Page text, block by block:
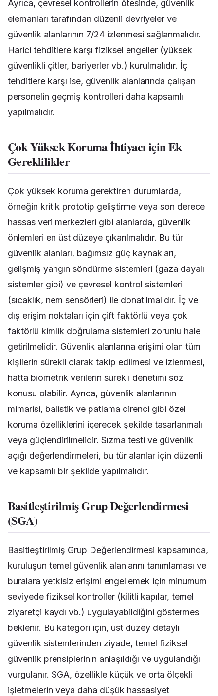
Ayrıca, çevresel kontrollerin ötesinde, güvenlik
elemanları tarafından düzenli devriyeler ve
güvenlik alanlarının 7/24 izlenmesi sağlanmalıdır.
Harici tehditlere karşı fiziksel engeller (yüksek
güvenlikli çitler, bariyerler vb.) kurulmalıdır. İç
tehditlere karşı ise, güvenlik alanlarında çalışan
personelin geçmiş kontrolleri daha kapsamlı
yapılmalıdır.
Çok Yüksek Koruma İhtiyacı için Ek
Gereklilikler
Çok yüksek koruma gerektiren durumlarda,
örneğin kritik prototip geliştirme veya son derece
hassas veri merkezleri gibi alanlarda, güvenlik
önlemleri en üst düzeye çıkarılmalıdır. Bu tür
güvenlik alanları, bağımsız güç kaynakları,
gelişmiş yangın söndürme sistemleri (gaza dayalı
sistemler gibi) ve çevresel kontrol sistemleri
(sıcaklık, nem sensörleri) ile donatılmalıdır. İç ve
dış erişim noktaları için çift faktörlü veya çok
faktörlü kimlik doğrulama sistemleri zorunlu hale
getirilmelidir. Güvenlik alanlarına erişimi olan tüm
kişilerin sürekli olarak takip edilmesi ve izlenmesi,
hatta biometrik verilerin sürekli denetimi söz
konusu olabilir. Ayrıca, güvenlik alanlarının
mimarisi, balistik ve patlama direnci gibi özel
koruma özelliklerini içerecek şekilde tasarlanmalı
veya güçlendirilmelidir. Sızma testi ve güvenlik
açığı değerlendirmeleri, bu tür alanlar için düzenli
ve kapsamlı bir şekilde yapılmalıdır.
Basitleştirilmiş Grup Değerlendirmesi
(SGA)
Basitleştirilmiş Grup Değerlendirmesi kapsamında,
kuruluşun temel güvenlik alanlarını tanımlaması ve
buralara yetkisiz erişimi engellemek için minumum
seviyede fiziksel kontroller (kilitli kapılar, temel
ziyaretçi kaydı vb.) uygulayabildiğini göstermesi
beklenir. Bu kategori için, üst düzey detaylı
güvenlik sistemlerinden ziyade, temel fiziksel
güvenlik prensiplerinin anlaşıldığı ve uygulandığı
vurgulanır. SGA, özellikle küçük ve orta ölçekli
işletmelerin veya daha düşük hassasiyet